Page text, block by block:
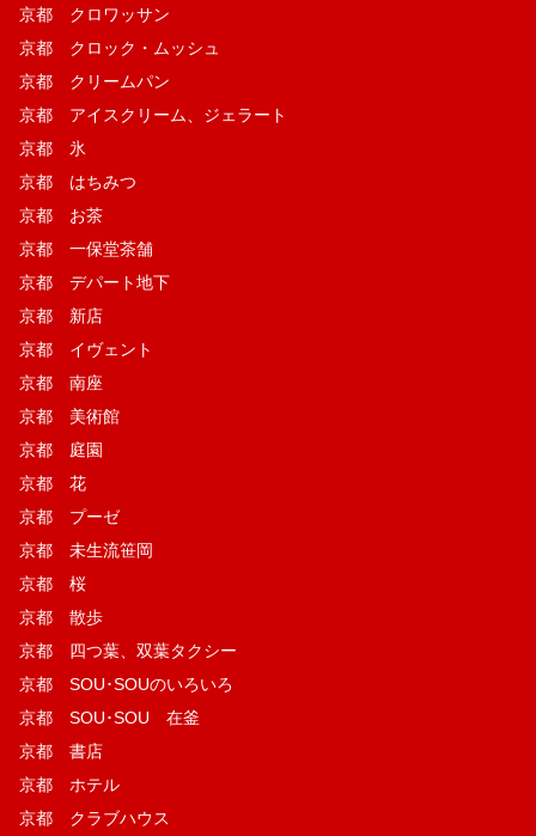
京都 クロワッサン
京都 クロック・ムッシュ
京都 クリームパン
京都 アイスクリーム、ジェラート
京都 氷
京都 はちみつ
京都 お茶
京都 一保堂茶舗
京都 デパート地下
京都 新店
京都 イヴェント
京都 南座
京都 美術館
京都 庭園
京都 花
京都 プーゼ
京都 未生流笹岡
京都 桜
京都 散歩
京都 四つ葉、双葉タクシー
京都 SOU･SOUのいろいろ
京都 SOU･SOU 在釜
京都 書店
京都 ホテル
京都 クラブハウス